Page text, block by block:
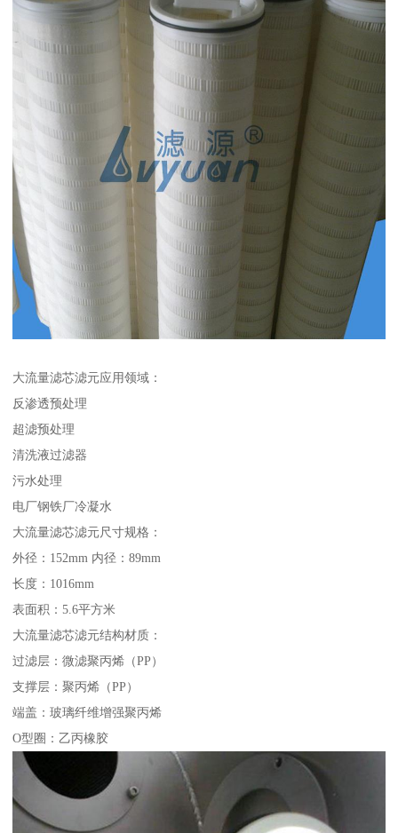
大流量滤芯滤元应用领域：
反渗透预处理
超滤预处理
清洗液过滤器
污水处理
电厂钢铁厂冷凝水
大流量滤芯滤元尺寸规格：
外径：152mm 内径：89mm
长度：1016mm
表面积：5.6平方米
大流量滤芯滤元结构材质：
过滤层：微滤聚丙烯（PP）
支撑层：聚丙烯（PP）
端盖：玻璃纤维增强聚丙烯
O型圈：乙丙橡胶